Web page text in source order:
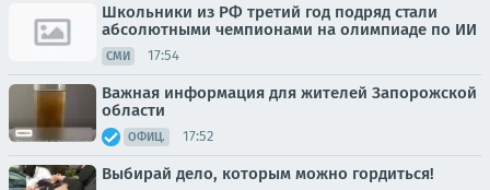
Школьники из РФ третий год подряд стали
абсолютными чемпионами на олимпиаде по ИИ
СМИ 17:54
Важная информация для жителей Запорожской
области
ОФИЦ. 17:52
Выбирай дело, которым можно гордиться!